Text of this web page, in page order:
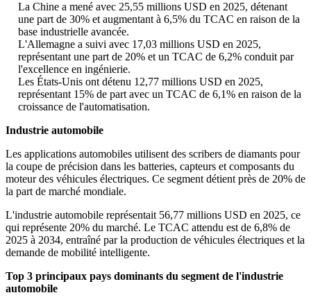
La Chine a mené avec 25,55 millions USD en 2025, détenant
une part de 30% et augmentant à 6,5% du TCAC en raison de la
base industrielle avancée.
L'Allemagne a suivi avec 17,03 millions USD en 2025,
représentant une part de 20% et un TCAC de 6,2% conduit par
l'excellence en ingénierie.
Les États-Unis ont détenu 12,77 millions USD en 2025,
représentant 15% de part avec un TCAC de 6,1% en raison de la
croissance de l'automatisation.
Industrie automobile
Les applications automobiles utilisent des scribers de diamants pour
la coupe de précision dans les batteries, capteurs et composants du
moteur des véhicules électriques. Ce segment détient près de 20% de
la part de marché mondiale.
L'industrie automobile représentait 56,77 millions USD en 2025, ce
qui représente 20% du marché. Le TCAC attendu est de 6,8% de
2025 à 2034, entraîné par la production de véhicules électriques et la
demande de mobilité intelligente.
Top 3 principaux pays dominants du segment de l'industrie
automobile